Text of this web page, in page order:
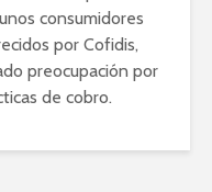
consumidores
por Cofidis,
preocupación por
de cobro.